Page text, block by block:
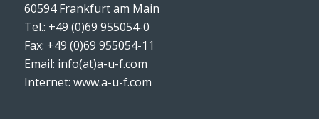
60594 Frankfurt am Main
Tel.: +49 (0)69 955054-0
Fax: +49 (0)69 955054-11
Email: info(at)a-u-f.com
Internet: www.a-u-f.com